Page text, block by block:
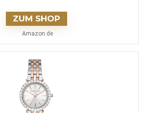
ZUM SHOP
Amazon.de